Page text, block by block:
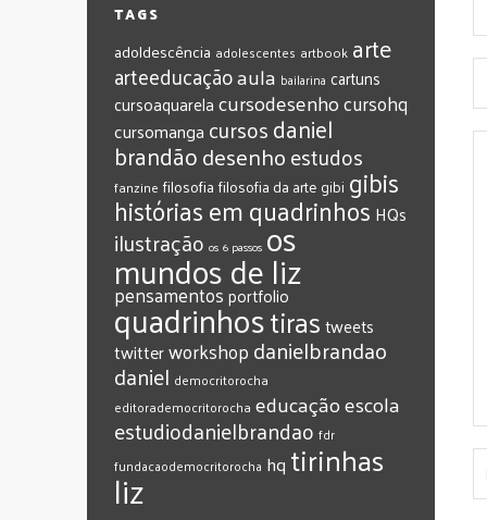
TAGS
adoldescência adolescentes artbook arte
arteeducaçãoaula bailarina cartuns
cursoaquarelacursodesenhocursohq
cursomanga cursosdaniel
brandãodesenhoestudos
fanzine filosofia filosofia da arte gibi gibis
histórias em quadrinhos HQs
ilustração os 6 passos os
mundos de liz
pensamentosportfolio
quadrinhostirastweets
twitterworkshop‎danielbrandao‬
‎daniel‬ ‎democritorocha
‎editorademocritorocha ‎educação‎escola
‎estudiodanielbrandao ‎fdr
‎fundacaodemocritorocha ‎hq ‎tirinhas
‪‎liz